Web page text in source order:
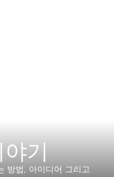
야기
방법, 아이디어 그리고